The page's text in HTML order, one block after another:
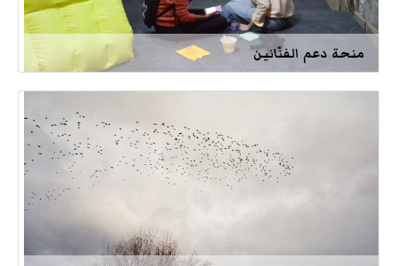
منحة دعم الفنّانين